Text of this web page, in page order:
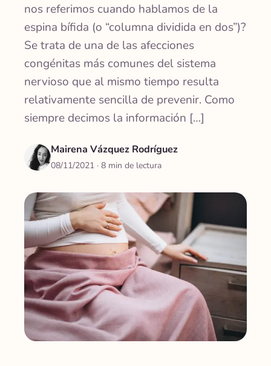
nos referimos cuando hablamos de la
espina bífida (o “columna dividida en dos”)?
Se trata de una de las afecciones
congénitas más comunes del sistema
nervioso que al mismo tiempo resulta
relativamente sencilla de prevenir. Como
siempre decimos la información […]
Mairena Vázquez Rodríguez
08/11/2021 · 8 min de lectura